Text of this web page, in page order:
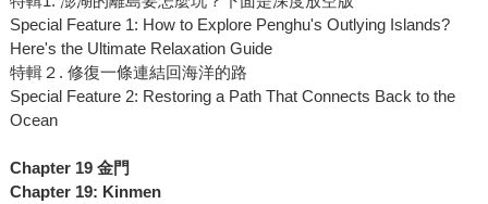
Special Feature 1: How to Explore Penghu's Outlying Islands?
Here's the Ultimate Relaxation Guide
特輯２. 修復一條連結回海洋的路
Special Feature 2: Restoring a Path That Connects Back to the
Ocean
Chapter 19 金門
Chapter 19: Kinmen